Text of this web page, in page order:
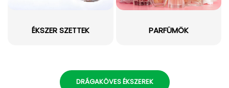
ÉKSZER SZETTEK PARFÜMÖK
DRÁGAKÖVES ÉKSZEREK